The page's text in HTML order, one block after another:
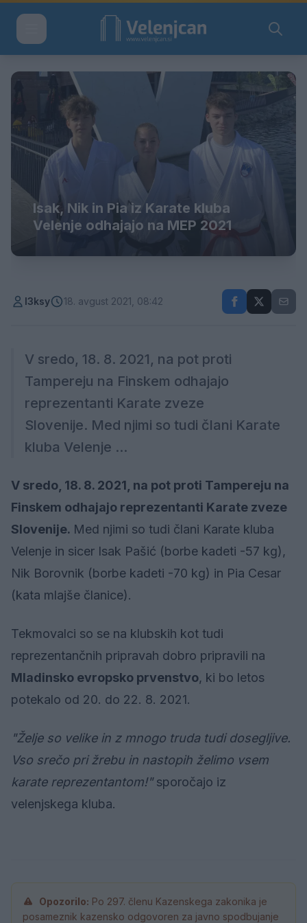
Isak, Nik in Pia iz Karate kluba
Velenje odhajajo na MEP 2021
l3ksy 18. avgust 2021, 08:42
V sredo, 18. 8. 2021, na pot proti
Tampereju na Finskem odhajajo
reprezentanti Karate zveze
Slovenije. Med njimi so tudi člani Karate
kluba Velenje ...
V sredo, 18. 8. 2021, na pot proti Tampereju na
Finskem odhajajo reprezentanti Karate zveze
Slovenije. Med njimi so tudi člani Karate kluba
Velenje in sicer Isak Pašić (borbe kadeti -57 kg),
Nik Borovnik (borbe kadeti -70 kg) in Pia Cesar
(kata mlajše članice).
Tekmovalci so se na klubskih kot tudi
reprezentančnih pripravah dobro pripravili na
Mladinsko evropsko prvenstvo, ki bo letos
potekalo od 20. do 22. 8. 2021.
"Želje so velike in z mnogo truda tudi dosegljive.
Vso srečo pri žrebu in nastopih želimo vsem
karate reprezentantom!"sporočajo iz
velenjskega kluba.
Opozorilo: Po 297. členu Kazenskega zakonika je
posameznik kazensko odgovoren za javno spodbujanje